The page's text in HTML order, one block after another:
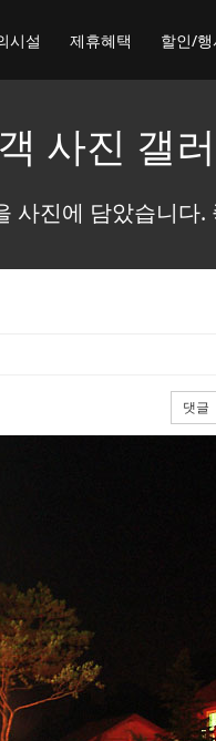
시설 제휴혜택 할인/
사진 갤
사진에 담았습니다
댓글